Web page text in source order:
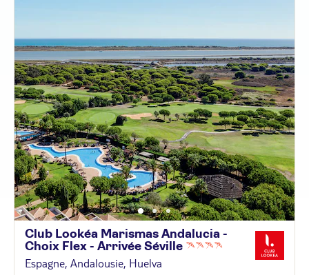
Club Lookéa Marismas Andalucia -
Choix Flex - Arrivée Séville
Espagne, Andalousie, Huelva